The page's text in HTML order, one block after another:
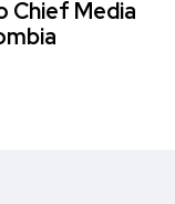
Chief Media